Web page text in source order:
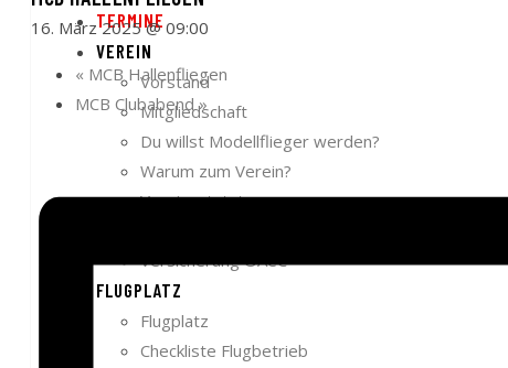
TERMINE
VEREIN
Vorstand
Mitgliedschaft
Du willst Modellflieger werden?
Warum zum Verein?
Vereinsstatuten
Versicherung ÖAeC
FLUGPLATZ
Flugplatz
Checkliste Flugbetrieb
16. März 2025 @ 09:00
« MCB Hallenfliegen
MCB Clubabend»